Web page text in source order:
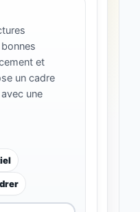
et
un cadre
une